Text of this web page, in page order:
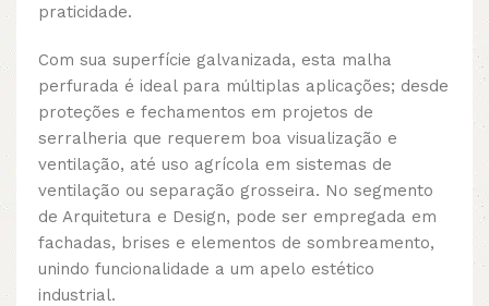
praticidade.
Com sua superfície galvanizada, esta malha
perfurada é ideal para múltiplas aplicações; desde
proteções e fechamentos em projetos de
serralheria que requerem boa visualização e
ventilação, até uso agrícola em sistemas de
ventilação ou separação grosseira. No segmento
de Arquitetura e Design, pode ser empregada em
fachadas, brises e elementos de sombreamento,
unindo funcionalidade a um apelo estético
industrial.